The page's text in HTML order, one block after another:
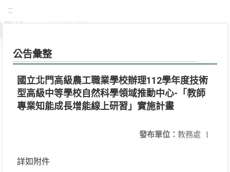
:::
公告彙整
國立北門高級農工職業學校辦理112學年度技術
型高級中等學校自然科學領域推動中心-「教師
專業知能成長增能線上研習」實施計畫
發布單位： 教務處 |
詳如附件